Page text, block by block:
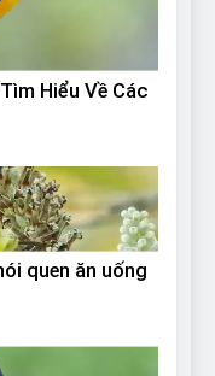
Hiểu Về Các
quen ăn uống